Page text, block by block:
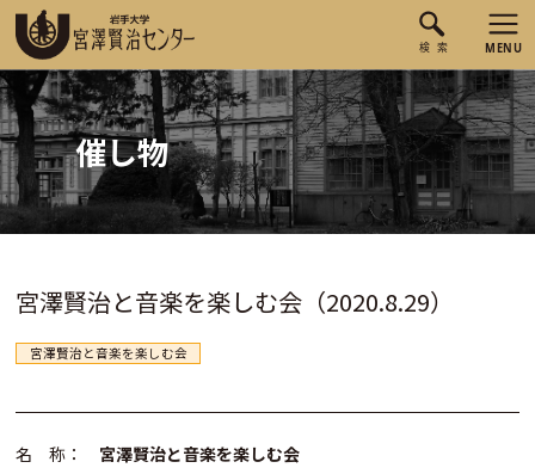
催し物
宮澤賢治と音楽を楽しむ会（2020.8.29）
宮澤賢治と音楽を楽しむ会
名 称： 宮澤賢治と音楽を楽しむ会